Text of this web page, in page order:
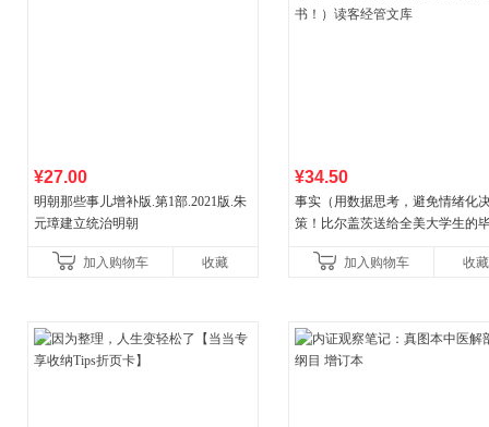
¥27.00
明朝那些事儿增补版.第1部.2021版.朱
元璋建立统治明朝
加入购物车 收藏
¥34.50
事实（用数据思考，避免情绪化
策！比尔盖茨送给全美大学生的
书！）读客经管文库
加入购物车 收藏